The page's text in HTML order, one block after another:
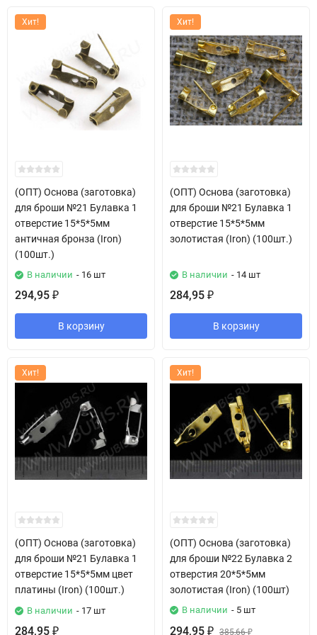
Хит!
(ОПТ) Основа (заготовка)
для броши №21 Булавка 1
отверстие 15*5*5мм
античная бронза (Iron)
(100шт.)
В наличии - 16 шт
294,95 ₽
В корзину
Хит!
(ОПТ) Основа (заготовка)
для броши №21 Булавка 1
отверстие 15*5*5мм
золотистая (Iron) (100шт.)
В наличии - 14 шт
284,95 ₽
В корзину
Хит!
(ОПТ) Основа (заготовка)
для броши №21 Булавка 1
отверстие 15*5*5мм цвет
платины (Iron) (100шт.)
В наличии - 17 шт
284,95 ₽
Хит!
(ОПТ) Основа (заготовка)
для броши №22 Булавка 2
отверстия 20*5*5мм
золотистая (Iron) (100шт)
В наличии - 5 шт
294,95 ₽ 385,66₽